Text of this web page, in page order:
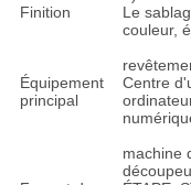
Finition
Le
couleur,
Équipement
principal
Centre
machine